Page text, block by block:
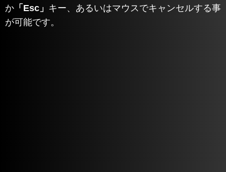
か 「Esc」 キー、あるいはマウスでキャンセルする事
が可能です。